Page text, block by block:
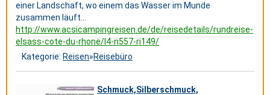
einer Landschaft, wo einem das Wasser im Munde
zusammen läuft...
http://www.acsicampingreisen.de/de/reisedetails/rundreise-
elsass-cote-du-rhone/l4-n557-ri149/
Kategorie: Reisen»Reisebüro
Schmuck,Silberschmuck,